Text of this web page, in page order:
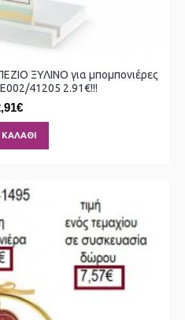
ΞΥΛΙΝΟ για μπομπονιέρες
41205 2.91€!!!
ΚΑΛΆΘΙ